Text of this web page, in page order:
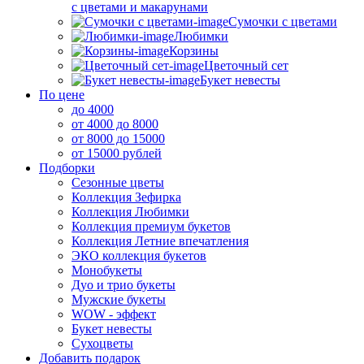
с цветами и макарунами
Сумочки с цветами
Любимки
Корзины
Цветочный сет
Букет невесты
По цене
до 4000
от 4000 до 8000
от 8000 до 15000
от 15000 рублей
Подборки
Сезонные цветы
Коллекция Зефирка
Коллекция Любимки
Коллекция премиум букетов
Коллекция Летние впечатления
ЭКО коллекция букетов
Монобукеты
Дуо и трио букеты
Мужские букеты
WOW - эффект
Букет невесты
Сухоцветы
Добавить подарок